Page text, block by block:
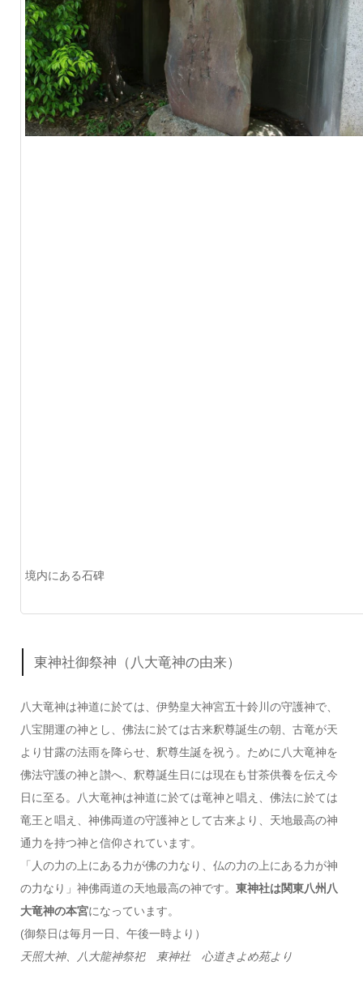
境内にある石碑
東神社御祭神（八大竜神の由来）
八大竜神は神道に於ては、伊勢皇大神宮五十鈴川の守護神で、
八宝開運の神とし、佛法に於ては古来釈尊誕生の朝、古竜が天
より甘露の法雨を降らせ、釈尊生誕を祝う。ために八大竜神を
佛法守護の神と讃へ、釈尊誕生日には現在も甘茶供養を伝え今
日に至る。八大竜神は神道に於ては竜神と唱え、佛法に於ては
竜王と唱え、神佛両道の守護神として古来より、天地最高の神
通力を持つ神と信仰されています。
「人の力の上にある力が佛の力なり、仏の力の上にある力が神
の力なり」神佛両道の天地最高の神です。 東神社は関東八州八
大竜神の本宮になっています。
(御祭日は毎月一日、午後一時より）
天照大神、八大龍神祭祀 東神社 心道きよめ苑より